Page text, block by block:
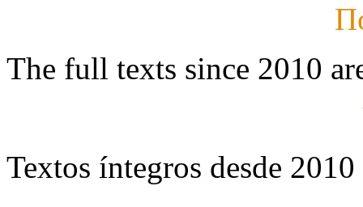
The full texts since 2010
Textos íntegros desde